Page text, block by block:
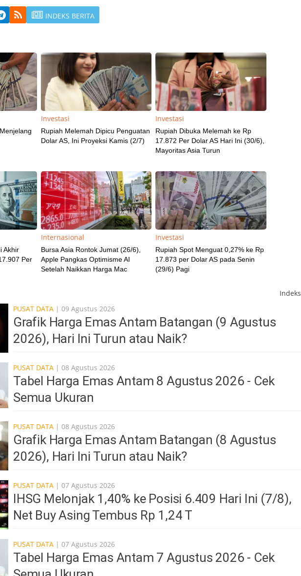
INDEKS BERITA
Investasi
Rupiah Melemah Dipicu Penguatan
Dolar AS, Ini Proyeksi Kamis (2/7)
Investasi
Rupiah Dibuka Melemah ke Rp
17.872 Per Dolar AS Hari Ini (30/6),
Mayoritas Asia Turun
Akhir
Per
Internasional
Bursa Asia Rontok Jumat (26/6),
Apple Pangkas Optimisme AI
Setelah Naikkan Harga Mac
Investasi
Rupiah Spot Menguat 0,27% ke Rp
17.873 per Dolar AS pada Senin
(29/6) Pagi
Indeks
PUSAT DATA | 09 Agustus 2026
Grafik Harga Emas Antam Batangan (9 Agustus
2026), Hari Ini Turun atau Naik?
PUSAT DATA | 08 Agustus 2026
Tabel Harga Emas Antam 8 Agustus 2026 - Cek
Semua Ukuran
PUSAT DATA | 08 Agustus 2026
Grafik Harga Emas Antam Batangan (8 Agustus
2026), Hari Ini Turun atau Naik?
PUSAT DATA | 07 Agustus 2026
IHSG Melonjak 1,40% ke Posisi 6.409 Hari Ini (7/8),
Net Buy Asing Tembus Rp 1,24 T
PUSAT DATA | 07 Agustus 2026
Tabel Harga Emas Antam 7 Agustus 2026 - Cek